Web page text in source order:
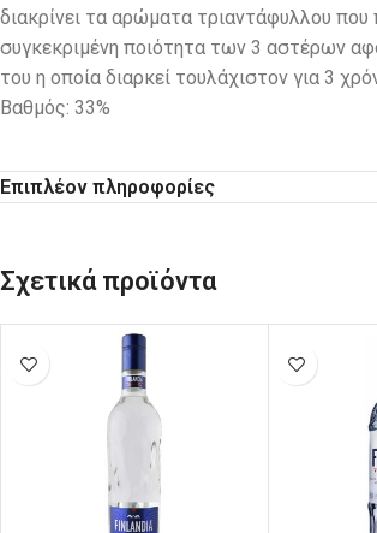
διακρίνει τα αρώματα τριαντάφυλλου που
συγκεκριμένη ποιότητα των 3 αστέρων
του η οποία διαρκεί τουλάχιστον για 3
Βαθμός: 33%
Επιπλέον πληροφορίες
Σχετικά προϊόντα